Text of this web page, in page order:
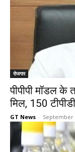
रोजगार
पीपीपी मॉडल के
मिल, 150
GT News - September